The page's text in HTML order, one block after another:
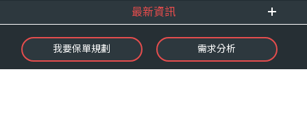
最新資訊
最新消息
錠嵂焦點
我要保單規劃 需求分析